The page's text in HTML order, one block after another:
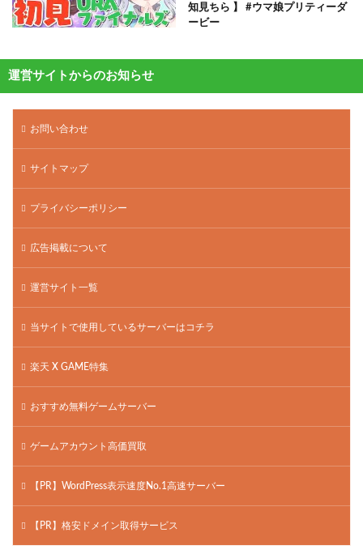
知見ちら 】 #ウマ娘プリティーダ
ービー
運営サイトからのお知らせ
お問い合わせ
サイトマップ
プライバシーポリシー
広告掲載について
運営サイト一覧
当サイトで使用しているサーバーはコチラ
楽天 X GAME特集
おすすめ無料ゲームサーバー
ゲームアカウント高価買取
【PR】WordPress表示速度No.1高速サーバー
【PR】格安ドメイン取得サービス